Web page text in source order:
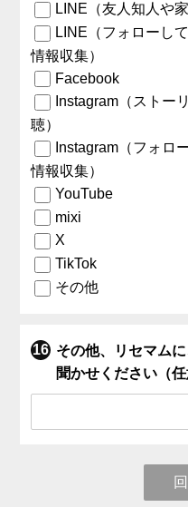
LINE（友人知人や
LINE（フォローし
情報収集）
Facebook
Instagram（ストー
聴）
Instagram（フォロ
情報収集）
YouTube
mixi
X
TikTok
その他
その他、リセマム
聞かせください（任